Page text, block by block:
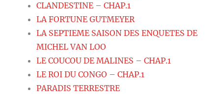
CLANDESTINE – CHAP.1
LA FORTUNE GUTMEYER
LA SEPTIEME SAISON DES ENQUETES DE
MICHEL VAN LOO
LE COUCOU DE MALINES – CHAP.1
LE ROI DU CONGO – CHAP.1
PARADIS TERRESTRE